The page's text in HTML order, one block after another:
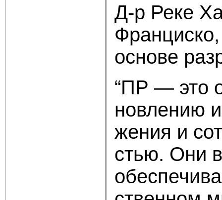
Д-р Реке
основе
“ПР — это
новлению
жения и
стью. Они